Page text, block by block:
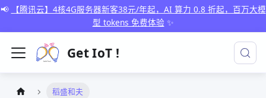
📢
【腾讯云】4核4G服务器新客38元/年起，AI 算力 0.8 折起，百万大模
型 tokens 免费体验 ✨
Get IoT !
稻盛和夫